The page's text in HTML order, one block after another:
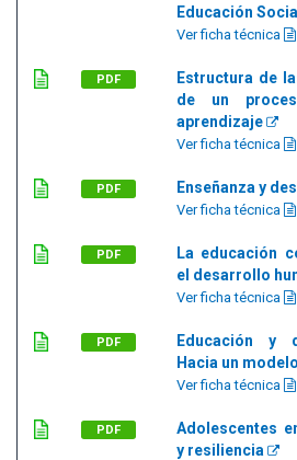
Educación
Ver ficha técnica
PDF
Estructura de
de un
aprendizaje
Ver ficha técnica
PDF Enseñanza y
Ver ficha técnica
PDF
La educación
el desarrollo
Ver ficha técnica
PDF
Educación y
Hacia un
Ver ficha técnica
PDF
Adolescentes
y resiliencia